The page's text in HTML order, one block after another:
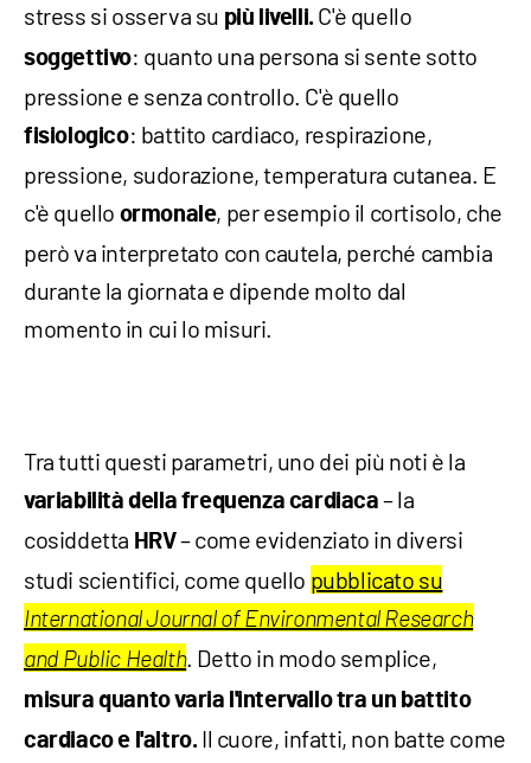
stress si osserva su più livelli.C'è quello
soggettivo: quanto una persona si sente sotto
pressione e senza controllo. C'è quello
fisiologico: battito cardiaco, respirazione,
pressione, sudorazione, temperatura cutanea. E
c'è quello ormonale, per esempio il cortisolo, che
però va interpretato con cautela, perché cambia
durante la giornata e dipende molto dal
momento in cui lo misuri.
Tra tutti questi parametri, uno dei più noti è la
variabilità della frequenza cardiaca – la
cosiddetta HRV– come evidenziato in diversi
studi scientifici, come quello pubblicato su
International Journal of Environmental Research
and Public Health. Detto in modo semplice,
misura quanto varia l'intervallo tra un battito
cardiaco e l'altro.Il cuore, infatti, non batte come